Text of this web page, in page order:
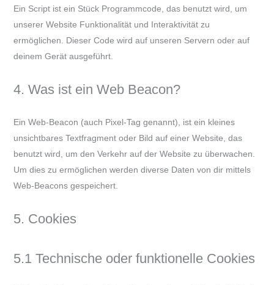
Ein Script ist ein Stück Programmcode, das benutzt wird, um
unserer Website Funktionalität und Interaktivität zu
ermöglichen. Dieser Code wird auf unseren Servern oder auf
deinem Gerät ausgeführt.
4. Was ist ein Web Beacon?
Ein Web-Beacon (auch Pixel-Tag genannt), ist ein kleines
unsichtbares Textfragment oder Bild auf einer Website, das
benutzt wird, um den Verkehr auf der Website zu überwachen.
Um dies zu ermöglichen werden diverse Daten von dir mittels
Web-Beacons gespeichert.
5. Cookies
5.1 Technische oder funktionelle Cookies